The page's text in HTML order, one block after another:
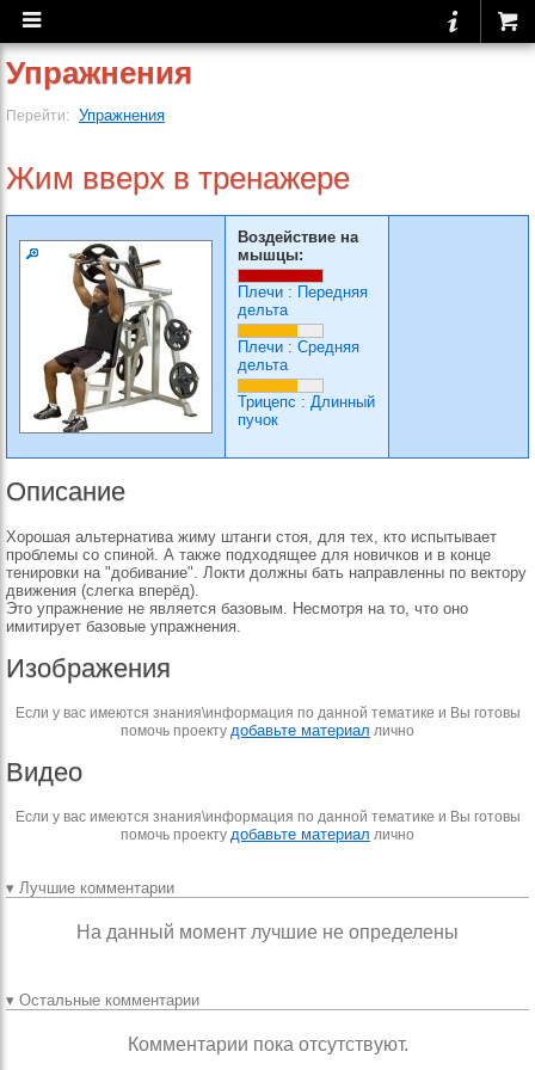
Упражнения
Перейти: Упражнения
Жим вверх в тренажере
Воздействие на
мышцы:
Плечи : Передняя
дельта
Плечи : Средняя
дельта
Трицепс : Длинный
пучок
Описание
Хорошая альтернатива жиму штанги стоя, для тех, кто испытывает
проблемы со спиной. А также подходящее для новичков и в конце
тенировки на "добивание". Локти должны бать направленны по вектору
движения (слегка вперёд).
Это упражнение не является базовым. Несмотря на то, что оно
имитирует базовые упражнения.
Изображения
Если у вас имеются знания\информация по данной тематике и Вы готовы
помочь проекту добавьте материал лично
Видео
Если у вас имеются знания\информация по данной тематике и Вы готовы
помочь проекту добавьте материал лично
▾ Лучшие комментарии
На данный момент лучшие не определены
▾ Остальные комментарии
Комментарии пока отсутствуют.